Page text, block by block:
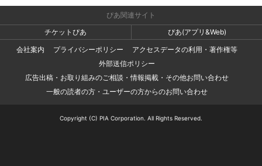
ぴあ関連サイト
チケットぴあ
ぴあ(アプリ&Web)
会社案内
プライバシーポリシー
アクセスデータの利用・著作権等
外部送信ポリシー
広告出稿・お取り組みのご相談・情報掲載・その他お問い合わせ
一般の読者の方・ユーザーの方からのお問い合わせ
Copyright (C) PIA Corporation. All Rights Reserved.